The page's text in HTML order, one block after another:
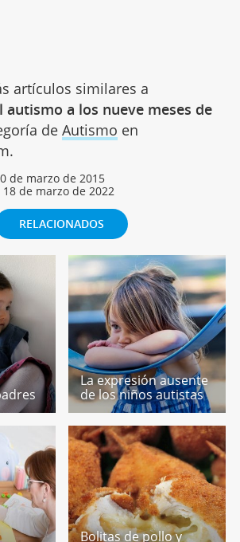
artículos similares a
autismo a los nueve meses de
de Autismo en
de marzo de 2015
18 de marzo de 2022
RELACIONADOS
La expresión ausente
de los niños autistas
Bolitas de pollo y